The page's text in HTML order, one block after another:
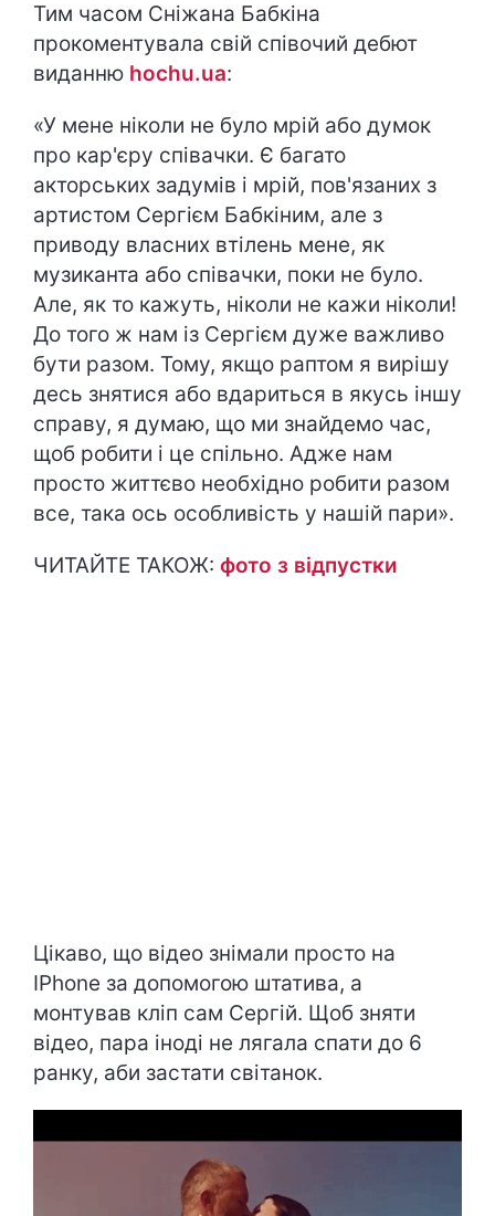
Тим часом Сніжана Бабкіна
прокоментувала свій співочий дебют
виданню hochu.ua:
«У мене ніколи не було мрій або думок
про кар'єру співачки. Є багато
акторських задумів і мрій, пов'язаних з
артистом Сергієм Бабкіним, але з
приводу власних втілень мене, як
музиканта або співачки, поки не було.
Але, як то кажуть, ніколи не кажи ніколи!
До того ж нам із Сергієм дуже важливо
бути разом. Тому, якщо раптом я вирішу
десь знятися або вдариться в якусь іншу
справу, я думаю, що ми знайдемо час,
щоб робити і це спільно. Адже нам
просто життєво необхідно робити разом
все, така ось особливість у нашій пари».
ЧИТАЙТЕ ТАКОЖ: фото з відпустки
Цікаво, що відео знімали просто на
IPhone за допомогою штатива, а
монтував кліп сам Сергій. Щоб зняти
відео, пара іноді не лягала спати до 6
ранку, аби застати світанок.